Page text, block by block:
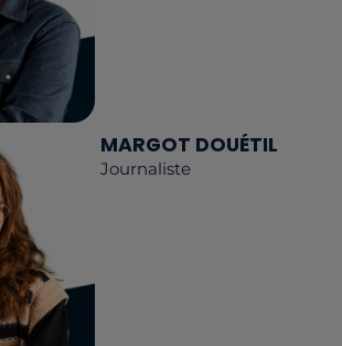
MARGOT DOUÉTIL
Journaliste